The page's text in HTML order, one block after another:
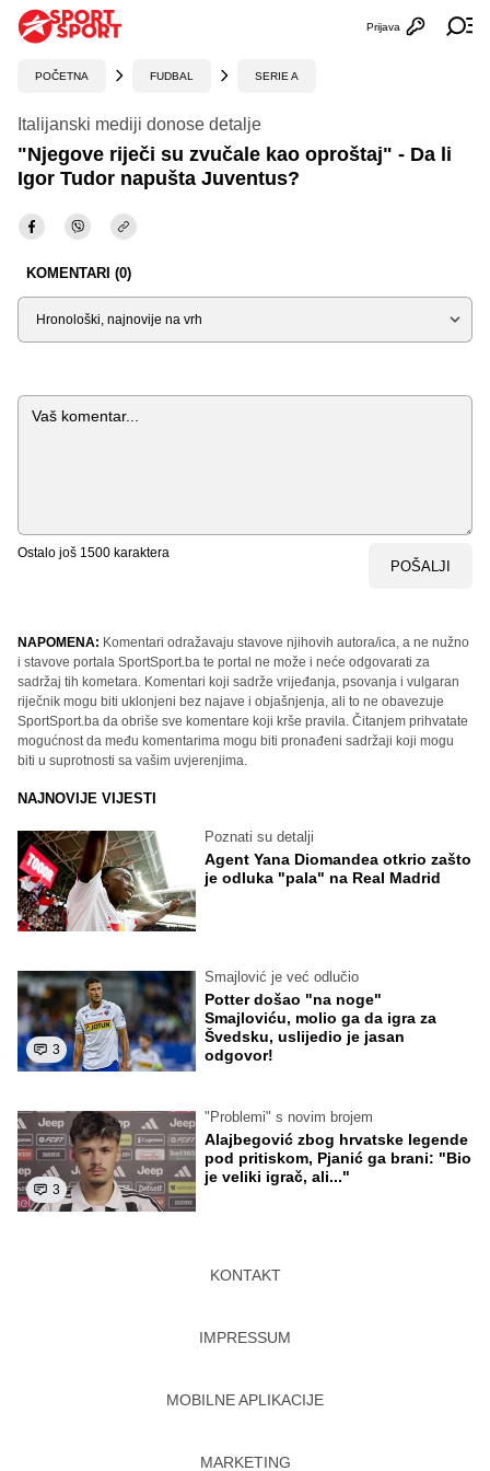
Otvori
Prijava
POČETNA FUDBAL SERIE A
Italijanski mediji donose detalje
"Njegove riječi su zvučale kao oproštaj" - Da li
Igor Tudor napušta Juventus?
KOMENTARI (0)
Sortiraj
Komentar
Ostalo još 1500 karaktera
POŠALJI
NAPOMENA: Komentari odražavaju stavove njihovih autora/ica, a ne nužno
i stavove portala SportSport.ba te portal ne može i neće odgovarati za
sadržaj tih kometara. Komentari koji sadrže vrijeđanja, psovanja i vulgaran
riječnik mogu biti uklonjeni bez najave i objašnjenja, ali to ne obavezuje
SportSport.ba da obriše sve komentare koji krše pravila. Čitanjem prihvatate
mogućnost da među komentarima mogu biti pronađeni sadržaji koji mogu
biti u suprotnosti sa vašim uvjerenjima.
NAJNOVIJE VIJESTI
Poznati su detalji
Agent Yana Diomandea otkrio zašto
je odluka "pala" na Real Madrid
3
Smajlović je već odlučio
Potter došao "na noge"
Smajloviću, molio ga da igra za
Švedsku, uslijedio je jasan
odgovor!
3
"Problemi" s novim brojem
Alajbegović zbog hrvatske legende
pod pritiskom, Pjanić ga brani: "Bio
je veliki igrač, ali..."
KONTAKT
IMPRESSUM
MOBILNE APLIKACIJE
MARKETING